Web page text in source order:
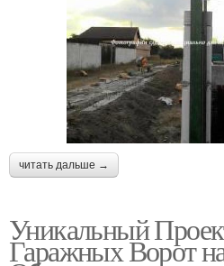
читать дальше →
Уникальный
Гаражных Ворот